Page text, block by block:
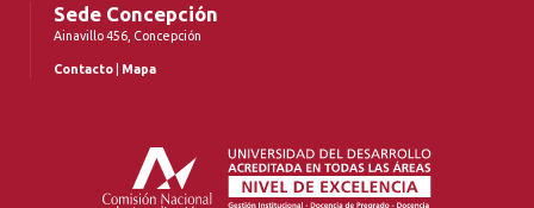
Sede Concepción
Ainavillo 456, Concepción
Contacto Mapa